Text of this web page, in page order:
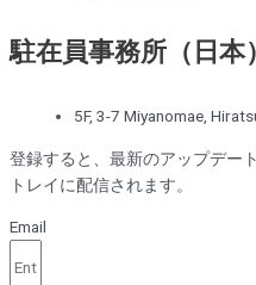
駐在員事務所（日本）
5F, 3-7 Miyanomae,
登録すると、最新のアップデー
トレイに配信されます。
Email